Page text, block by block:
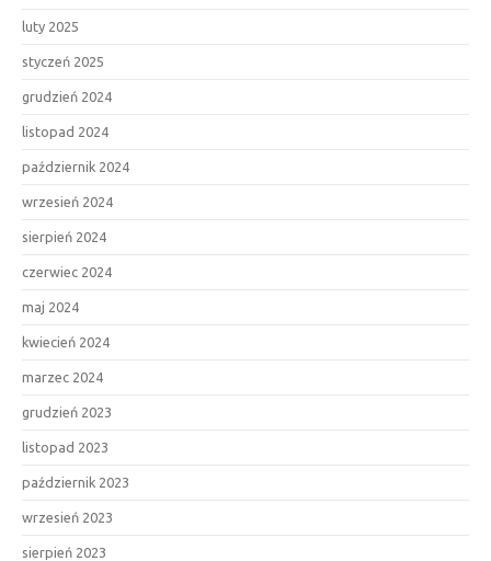
luty 2025
styczeń 2025
grudzień 2024
listopad 2024
październik 2024
wrzesień 2024
sierpień 2024
czerwiec 2024
maj 2024
kwiecień 2024
marzec 2024
grudzień 2023
listopad 2023
październik 2023
wrzesień 2023
sierpień 2023